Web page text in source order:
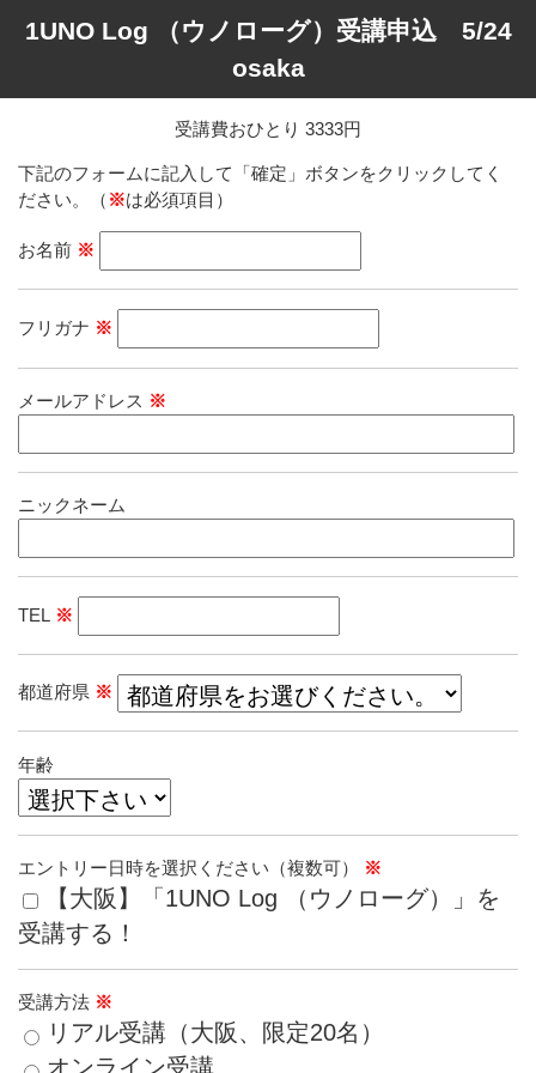
1UNO Log （ウノローグ）受講申込 5/24
osaka
受講費おひとり 3333円
下記のフォームに記入して「確定」ボタンをクリックしてく
ださい。（ ※は必須項目）
お名前 ※
フリガナ ※
メールアドレス ※
ニックネーム
TEL ※
都道府県 ※
年齢
エントリー日時を選択ください（複数可） ※
【大阪】「1UNO Log （ウノローグ）」を
受講する！
受講方法 ※
リアル受講（大阪、限定20名）
オンライン受講